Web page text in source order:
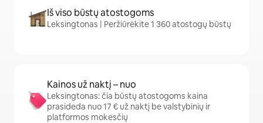
Iš viso būstų atostogoms
Leksingtonas | Peržiūrėkite 1 360 atostogų būstų
Kainos už naktį – nuo
Leksingtonas: čia būstų atostogoms kaina
prasideda nuo 17 € už naktį be valstybinių ir
platformos mokesčių